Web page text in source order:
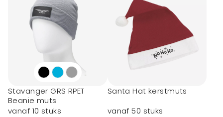
Stavanger GRS RPET
Beanie muts
vanaf 10 stuks
Santa Hat kerstmuts
vanaf 50 stuks